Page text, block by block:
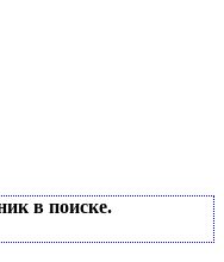
в поиске.